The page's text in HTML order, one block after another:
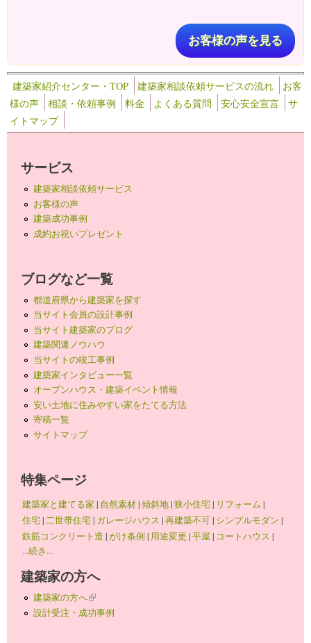
お客様の声を見る
建築家紹介センター・TOP 建築家相談依頼サービスの流れ
お客
様の声
相談・依頼事例 料金 よくある質問 安心安全宣言
サ
イトマップ
サービス
建築家相談依頼サービス
お客様の声
建築成功事例
成約お祝いプレゼント
ブログなど一覧
都道府県から建築家を探す
当サイト会員の設計事例
当サイト建築家のブログ
建築関連ノウハウ
当サイトの竣工事例
建築家インタビュー一覧
オープンハウス・建築イベント情報
安い土地に住みやすい家をたてる方法
寄稿一覧
サイトマップ
特集ページ
建築家と建てる家 | 自然素材|傾斜地|狭小住宅| リフォーム |
住宅|二世帯住宅| ガレージハウス |再建築不可| シンプルモダン |
鉄筋コンクリート造 |がけ条例 | 用途変更 |平屋 | コートハウス |
...続き...
建築家の方へ
建築家の方へ(link is external)
設計受注・成功事例